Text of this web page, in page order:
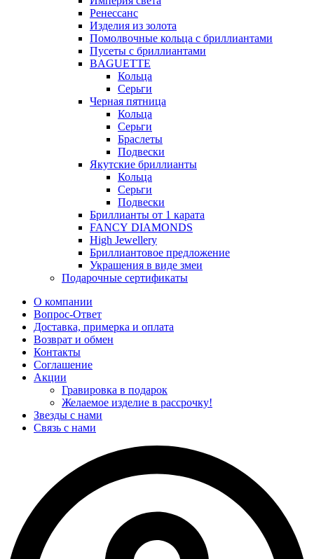
Ренессанс
Изделия из золота
Помолвочные кольца с бриллиантами
Пусеты с бриллиантами
BAGUETTE
Кольца
Серьги
Черная пятница
Кольца
Серьги
Браслеты
Подвески
Якутские бриллианты
Кольца
Серьги
Подвески
Бриллианты от 1 карата
FANCY DIAMONDS
High Jewellery
Бриллиантовое предложение
Украшения в виде змеи
Подарочные сертификаты
О компании
Вопрос-Ответ
Доставка, примерка и оплата
Возврат и обмен
Контакты
Соглашение
Акции
Гравировка в подарок
Желаемое изделие в рассрочку!
Звезды с нами
Связь с нами